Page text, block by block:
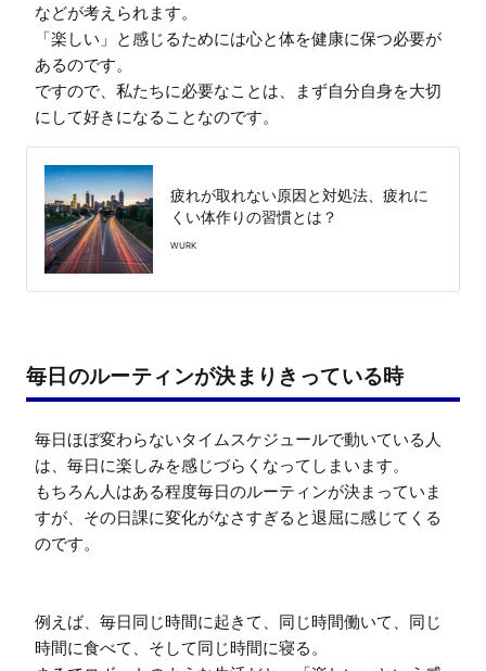
などが考えられます。
「楽しい」と感じるためには心と体を健康に保つ必要が
あるのです。
ですので、私たちに必要なことは、まず自分自身を大切
疲れが取れない原因と対処法、疲れに
くい体作りの習慣とは？
WURK
毎日のルーティンが決まりきっている時
毎日ほぼ変わらないタイムスケジュールで動いている人
は、毎日に楽しみを感じづらくなってしまいます。
もちろん人はある程度毎日のルーティンが決まっていま
すが、その日課に変化がなさすぎると退屈に感じてくる
のです。
例えば、毎日同じ時間に起きて、同じ時間働いて、同じ
時間に食べて、そして同じ時間に寝る。